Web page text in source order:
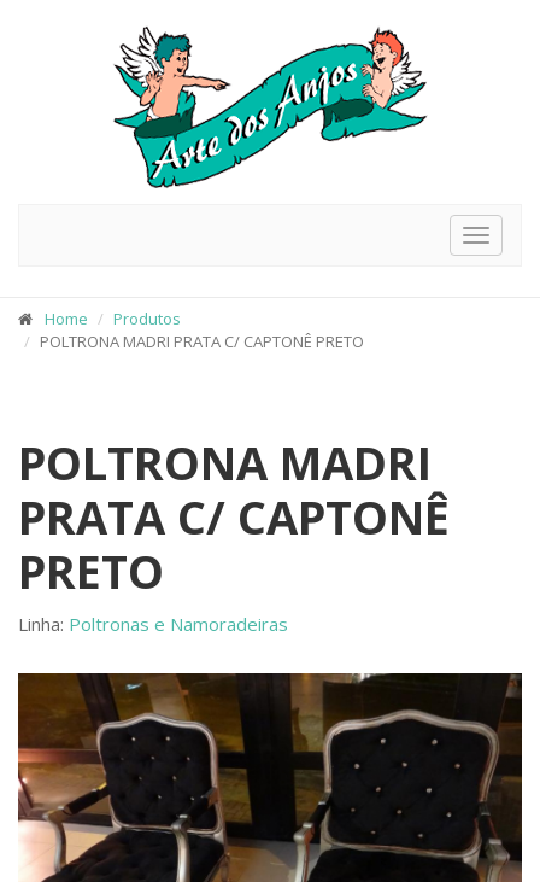
Toggle
Home
Produtos
POLTRONA MADRI PRATA C/ CAPTONÊ PRETO
POLTRONA MADRI
PRATA C/ CAPTONÊ
PRETO
Linha: Poltronas e Namoradeiras